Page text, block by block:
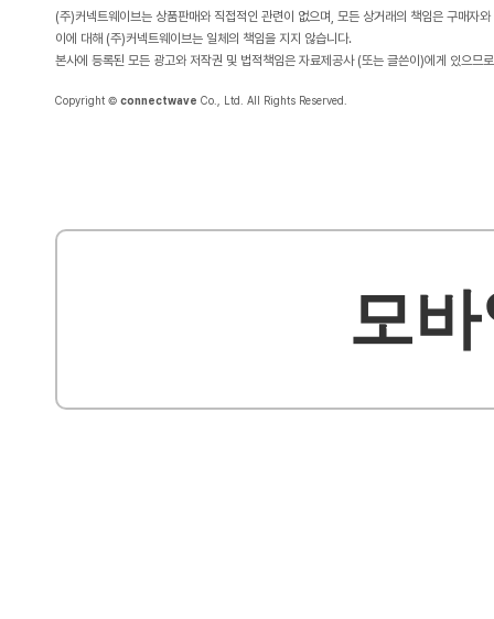
(주)커넥트웨이브는 상품판매와 직접적인 관련이 없으며, 모든 상거래의 책임은 구매자
이에 대해 (주)커넥트웨이브는 일체의 책임을 지지 않습니다.
본사에 등록된 모든 광고와 저작권 및 법적책임은 자료제공사 (또는 글쓴이)에게 있으므
Copyright © connectwave Co., Ltd. All Rights Reserved.
모